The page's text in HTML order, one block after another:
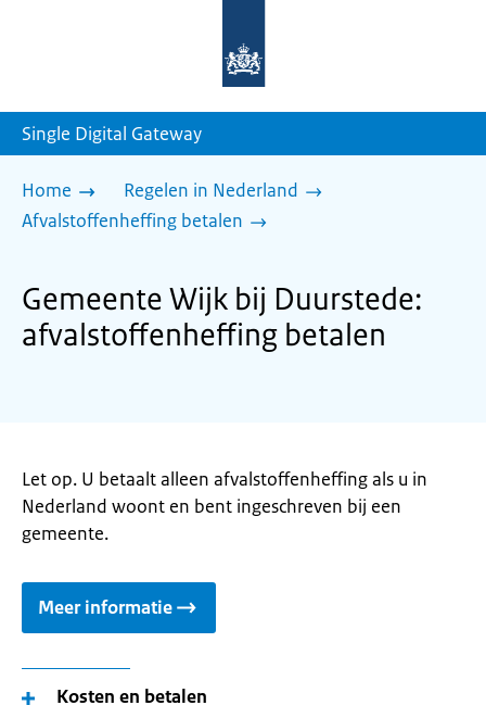
homepage
Single Digital Gateway
Home
Regelen in Nederland
Afvalstoffenheffing betalen
Gemeente Wijk bij Duurstede:
afvalstoffenheffing betalen
Let op. U betaalt alleen afvalstoffenheffing als u in
Nederland woont en bent ingeschreven bij een
gemeente.
Meer informatie
Kosten en betalen